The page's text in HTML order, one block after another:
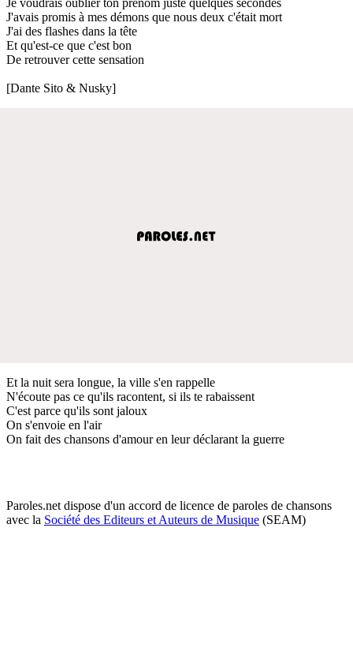
J'avais promis à mes démons que nous deux c'était mort
J'ai des flashes dans la tête
Et qu'est-ce que c'est bon
De retrouver cette sensation
[Dante Sito & Nusky]
Et la nuit sera longue, la ville s'en rappelle
N'écoute pas ce qu'ils racontent, si ils te rabaissent
C'est parce qu'ils sont jaloux
On s'envoie en l'air
On fait des chansons d'amour en leur déclarant la guerre
Paroles.net dispose d'un accord de licence de paroles de chansons
avec la Société des Editeurs et Auteurs de Musique (SEAM)